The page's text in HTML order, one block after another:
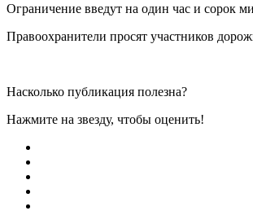
Ограничение введут на один час и сорок
Правоохранители просят участников
Насколько публикация полезна?
Нажмите на звезду, чтобы оценить!